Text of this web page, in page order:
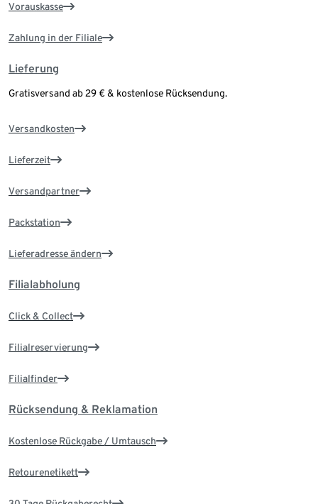
Vorauskasse
Zahlung in der Filiale
Lieferung
Gratisversand ab 29 € & kostenlose Rücksendung.
Versandkosten
Lieferzeit
Versandpartner
Packstation
Lieferadresse ändern
Filialabholung
Click & Collect
Filialreservierung
Filialfinder
Rücksendung & Reklamation
Kostenlose Rückgabe / Umtausch
Retourenetikett